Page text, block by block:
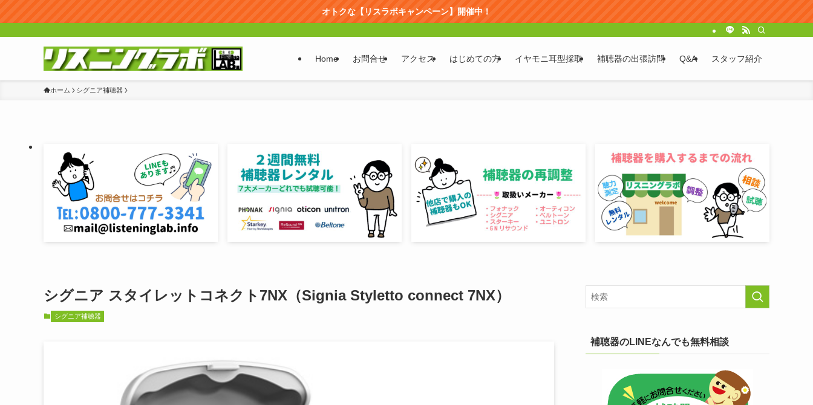
オトクな【リスラボキャンペーン】開催中！
Home お問合せ アクセス はじめての方 イヤモニ耳型採取 補聴器の出張訪問 Q&A スタッフ紹介
ホーム シグニア補聴器
シグニア スタイレットコネクト7NX（Signia Styletto connect 7NX）
シグニア補聴器
補聴器のLINEなんでも無料相談